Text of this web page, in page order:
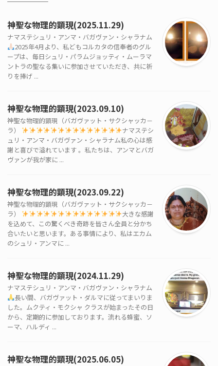
神聖な物理的顕現(2025.11.29)
ナマステシュリ・アンマ・バガヴァン・シャラナム
2025年4月より、私どもコルカタの信奉者のグル
ープは、毎日シュリ・パラムジョッティ・ムーラマ
ントラの聖なる集いに参加させていただき、共に祈
りを捧げ ...
神聖な物理的顕現(2023.09.10)
神聖な物理的顕現（バガヴァット・サクシャッカ－
ラ）
ナマステシ
ュリ・アンマ・バガヴァン・シャラナム私の心は感
謝と喜びで溢れています 。私たちは、アンマとバガ
ヴァンが我が家に ...
神聖な物理的顕現(2023.09.22)
神聖な物理的顕現（バガヴァット・サクシャッカ－
ラ）
大きな感謝
を込めて、この驚くべき奇跡を皆さん全員と分かち
合いたいと思います。ある事情により、私はエカム
のシュリ・アンマに ...
神聖な物理的顕現(2024.11.29)
ナマステシュリ・アンマ・バガヴァン・シャラナム
長い間、バガヴァット・ダルマに従ってまいりま
した。ムクティ・モクシャ クラスが始まったその日
から、定期的に参加しております。流れる蜂蜜、ソ
ーマ、ハルディ ...
神聖な物理的顕現(2025.06.05)